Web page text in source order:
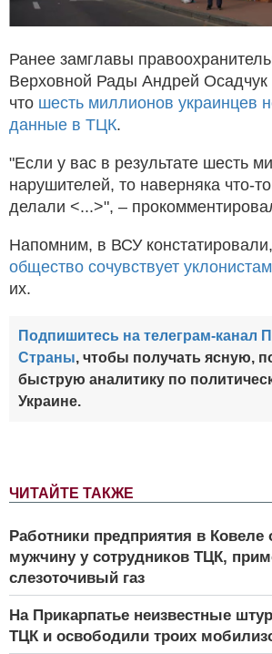
ЧИТАЙТЕ ТАКЖЕ
Работники предприятия в Ковеле
мужчину у сотрудников ТЦК,
слезоточивый газ
На Прикарпатье неизвестные
ТЦК и освободили троих
Ранее замглавы
Верховной Рады Андрей Осадчук
что шесть миллионов украинцев
данные в ТЦК.
"Если у вас в результате шесть
нарушителей, то наверняка что-
делали <...>", –
Напомним, в ВСУ
общество сочувствует уклонистам
их.
Подпишитесь на телеграм-канал
Страны, чтобы получать ясную,
быструю аналитику по
Украине.